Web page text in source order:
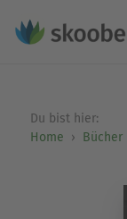
Du bist hier:
Home
Bücher